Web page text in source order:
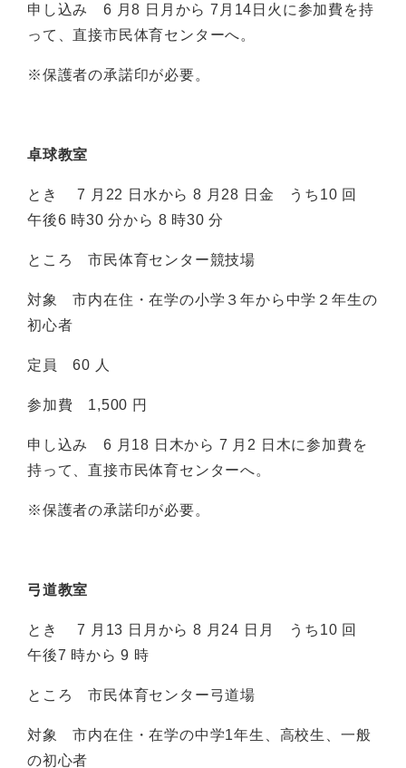
申し込み 6 月8 日月から 7月14日火に参加費を持
って、直接市民体育センターへ。
※保護者の承諾印が必要。
卓球教室
とき 7 月22 日水から 8 月28 日金 うち10 回
午後6 時30 分から 8 時30 分
ところ 市民体育センター競技場
対象 市内在住・在学の小学３年から中学２年生の
初心者
定員 60 人
参加費 1,500 円
申し込み 6 月18 日木から 7 月2 日木に参加費を
持って、直接市民体育センターへ。
※保護者の承諾印が必要。
弓道教室
とき 7 月13 日月から 8 月24 日月 うち10 回
午後7 時から 9 時
ところ 市民体育センター弓道場
対象 市内在住・在学の中学1年生、高校生、一般
の初心者